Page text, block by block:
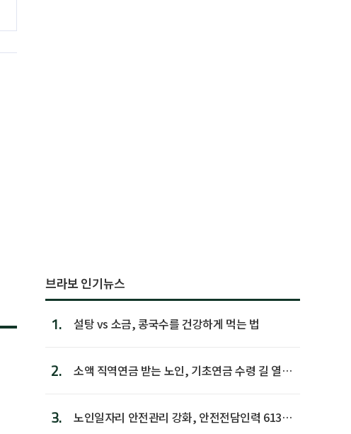
브라보 인기뉴스
1. 설탕 vs 소금, 콩국수를 건강하게 먹는 법
2.
소액 직역연금 받는 노인, 기초연금 수령 길 열린
3.
노인일자리 안전관리 강화, 안전전담인력 613명